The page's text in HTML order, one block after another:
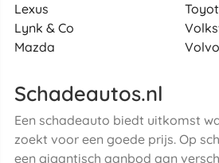
Lexus
Lynk & Co
Mazda
Volvo
Schadeautos.nl
Een schadeauto biedt uitkomst
zoekt voor een goede prijs. Op
een gigantisch aanbod aan